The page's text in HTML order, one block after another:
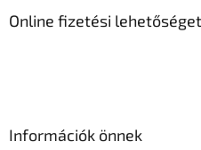
r
Online fizetési
Információk önnek